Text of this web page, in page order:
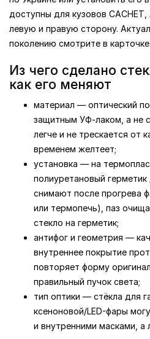
доступны для кузовов
левую и правую сторону.
поколению смотрите в
Из чего сделано
как его меняют
материал — оптический
защитным УФ-лаком, а не
легче и не трескается от
временем желтеет;
установка — на
полиуретановый
снимают после прогрева
или термопечь), паз
стекло на герметик;
антифог и геометрия —
внутреннее покрытие
повторяет форму
правильный пучок света;
тип оптики — стёкла для
ксеноновой/LED-фары
и внутренними масками, а